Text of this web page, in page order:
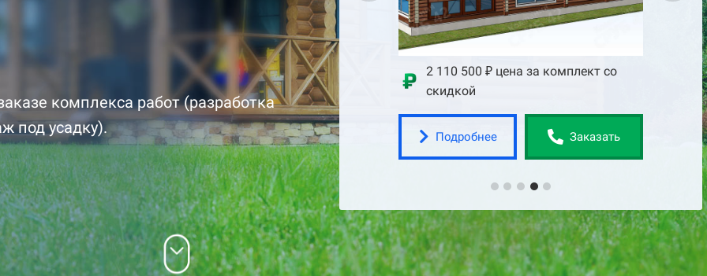
комплекса работ (разработка
под усадку).
за комплект со
Заказать
1 892 700 ₽ цена за комплект со
скидкой
Подробнее Заказать
2 110 500 ₽ цена за комплект со
скидкой
Подробнее Заказать
2